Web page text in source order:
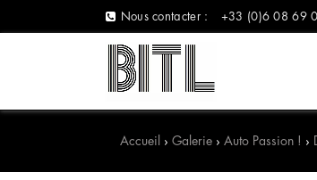
Nous contacter : +33 (0)6 08 69
Accueil ›Galerie ›Auto Passion ! ›